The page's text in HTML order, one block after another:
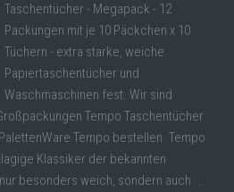
Taschentücher - Megapack - 12
Packungen mit je 10 Päckchen x 10
Tüchern - extra starke, weiche
Papiertaschentücher und
Waschmaschinen fest. Wir sind
Tempo Taschentücher
Tempo bestellen. Tempo
Klassiker der bekannten
besonders weich, sondern auch ...